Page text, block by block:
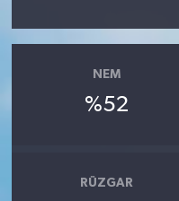
NEM
%52
RÜZGAR